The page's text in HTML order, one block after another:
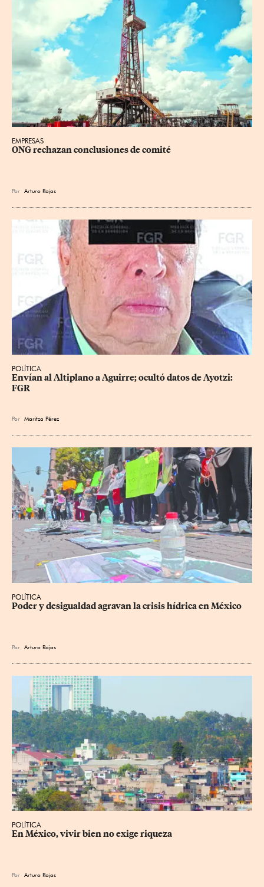
EMPRESAS
ONG rechazan conclusiones de comité
Por Arturo Rojas
POLÍTICA
Envían al Altiplano a Aguirre; ocultó datos de Ayotzi:
FGR
Por Maritza Pérez
POLÍTICA
Poder y desigualdad agravan la crisis hídrica en México
Por Arturo Rojas
POLÍTICA
En México, vivir bien no exige riqueza
Por Arturo Rojas